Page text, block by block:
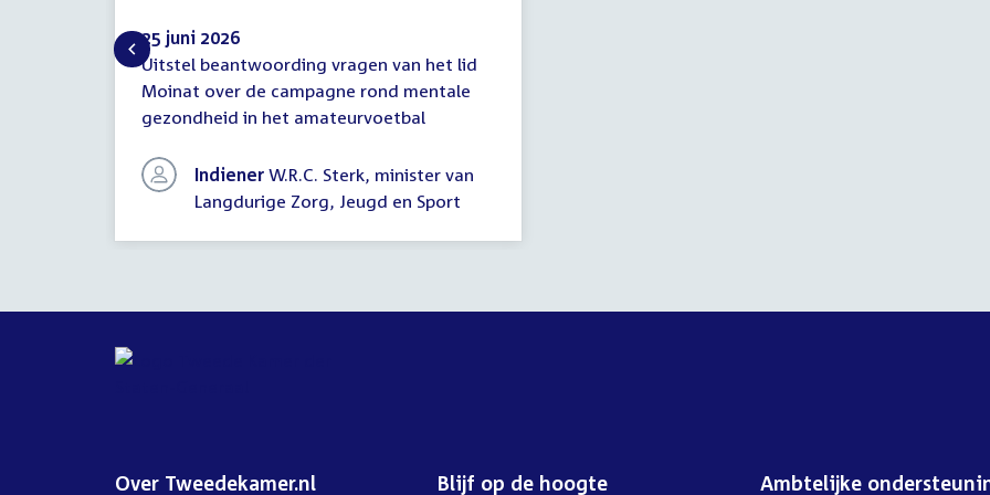
Mededeling
(uitstel
antwoord)
25 juni 2026
Uitstel beantwoording vragen van het lid
Moinat over de campagne rond mentale
gezondheid in het amateurvoetbal
Indiener W.R.C. Sterk, minister van
Langdurige Zorg, Jeugd en Sport
Over Tweedekamer.nl Blijf op de hoogte Ambtelijke